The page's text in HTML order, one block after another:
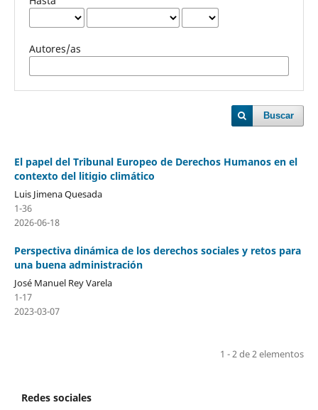
Autores/as
Buscar
El papel del Tribunal Europeo de Derechos Humanos en el
contexto del litigio climático
Luis Jimena Quesada
1-36
2026-06-18
Perspectiva dinámica de los derechos sociales y retos para
una buena administración
José Manuel Rey Varela
1-17
2023-03-07
1 - 2 de 2 elementos
Redes sociales